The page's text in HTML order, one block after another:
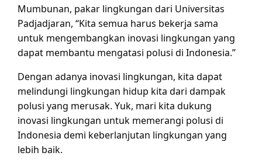
Mumbunan, pakar lingkungan dari Universitas
Padjadjaran, “Kita semua harus bekerja sama
untuk mengembangkan inovasi lingkungan yang
dapat membantu mengatasi polusi di Indonesia.”
Dengan adanya inovasi lingkungan, kita dapat
melindungi lingkungan hidup kita dari dampak
polusi yang merusak. Yuk, mari kita dukung
inovasi lingkungan untuk memerangi polusi di
Indonesia demi keberlanjutan lingkungan yang
lebih baik.